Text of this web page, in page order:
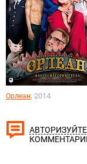
Орлеан, 2014